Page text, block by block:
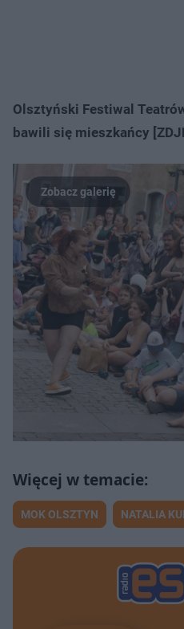
Olsztyński Festiwal
bawili się mieszkańcy
MOK OLSZTYN NATALIA